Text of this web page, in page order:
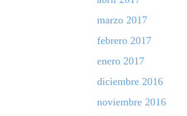
marzo 2017
febrero 2017
enero 2017
diciembre 2016
noviembre 2016